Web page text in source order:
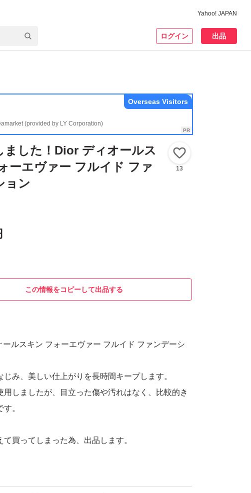
Yahoo! JAPAN
ログイン 出品
(provided by LY Corporation)
Overseas Visitors
ました！Dior ディオールス
ーエヴァー フルイド ファ
ョン
13
この情報をコピーして出品する
ールスキン フォーエヴァー フルイド ファンデーシ
じみ、美しい仕上がりを長時間キープします。
用しましたが、目立った傷や汚れはなく、比較的き
。
て買ってしまった為、出品します。
リキッドファンデーション